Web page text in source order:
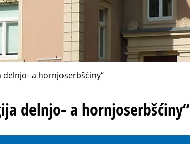
delnjo- a hornjoserbšćiny“
delnjo- a hornjoserbšćiny“